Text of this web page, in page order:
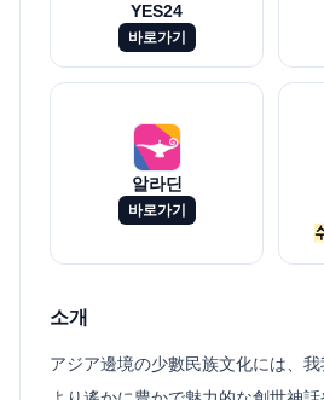
YES24
바로가기
알라딘
바로가기
소개
アジア邊境の少數民族文化には、